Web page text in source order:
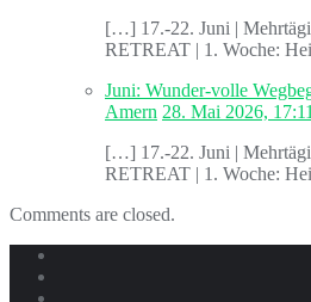
[…] 17.-22. Juni |
RETREAT | 1. Woche:
Juni: Wunder-volle
Amern 28. Mai 2026, 17:11
[…] 17.-22. Juni |
RETREAT | 1. Woche:
Comments are closed.